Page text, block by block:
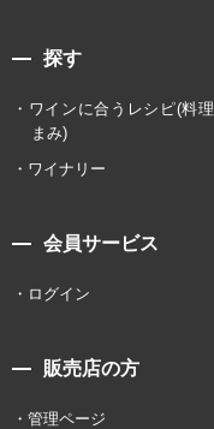
探す
ワインに合うレシピ(料
まみ)
ワイナリー
会員サービス
ログイン
販売店の方
管理ページ